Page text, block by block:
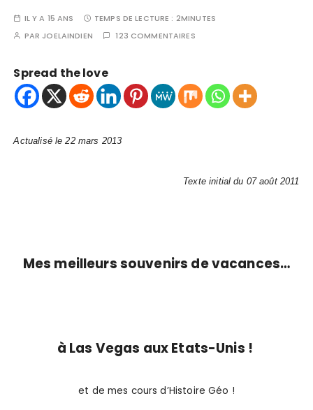
IL Y A 15 ANS TEMPS DE LECTURE : 2MINUTES
PAR JOELAINDIEN 123 COMMENTAIRES
Spread the love
Actualisé le 22 mars 2013
Texte initial du 07 août 2011
Mes meilleurs souvenirs de vacances…
à Las Vegas aux Etats-Unis !
et de mes cours d’Histoire Géo !